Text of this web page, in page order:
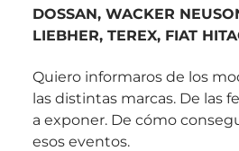
DOSSAN, WACKER
LIEBHER, TEREX, FIAT
Quiero informaros de los
las distintas marcas. De las
a exponer. De cómo
esos eventos.